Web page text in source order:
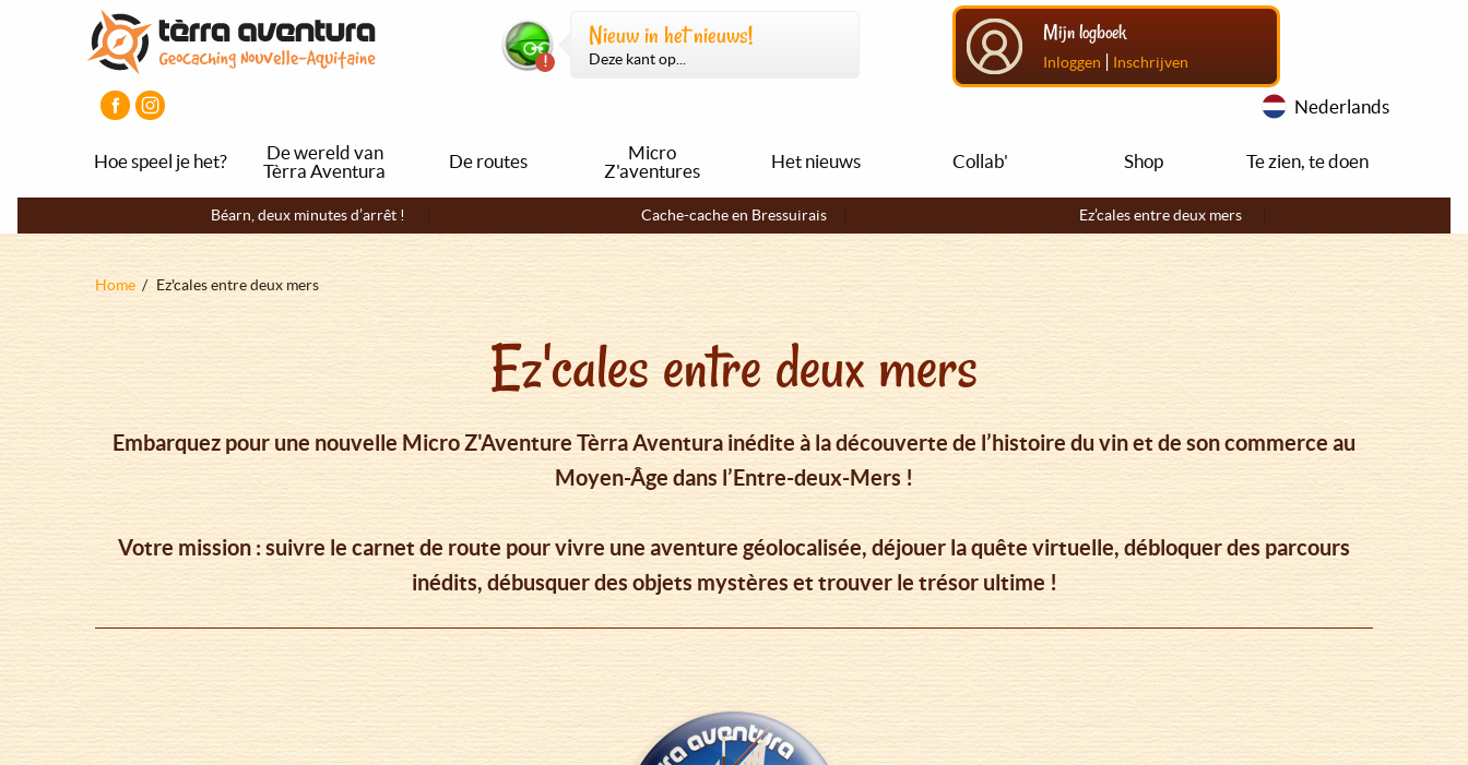
Nieuw in het nieuws!
Deze kant op...
Mijn logboek
Inloggen | Inschrijven
Nederlands
Hoe speel je het?
De wereld van
Tèrra Aventura
De routes
Micro
Z'aventures
Het nieuws Collab' Shop Te zien, te doen
principale
Béarn, deux minutes d’arrêt ! Cache-cache en Bressuirais Ez’cales entre deux mers
Kruimelpad
Home Ez'cales entre deux mers
Ez'cales entre deux mers
Embarquez pour une nouvelle Micro Z'Aventure Tèrra Aventura inédite à la découverte de l’histoire du vin et de son commerce au
Moyen-Âge dans l’Entre-deux-Mers !
Votre mission : suivre le carnet de route pour vivre une aventure géolocalisée, déjouer la quête virtuelle, débloquer des parcours
inédits, débusquer des objets mystères et trouver le trésor ultime !